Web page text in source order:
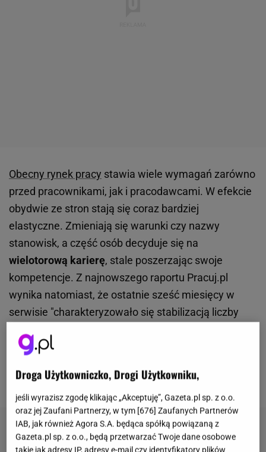
Obecny rynek pracy stawia wiele wymagań zarówno
przed pracownikami, jak i pracodawcami. W efekcie
obydwie ze stron stają się coraz bardziej
elastyczne. Zmieniają się warunki czy nazwy
stanowisk, a część osób decyduje się na
wielotorową karierę, stale poszerzając swoje
kompetencje. Z najnowszego raportu Pracuj.pl
wynika natomiast, że ostatnie sześć miesięcy w
serwisie "charakteryzowało się stabilizacją liczby
klientów i kandydatów". W tym czasie opublikowano
wolnych stanowisk.
Droga Użytkowniczko, Drogi Użytkowniku,
jeśli wyrazisz zgodę klikając „Akceptuję”, Gazeta.pl sp. z o.o.
oraz jej Zaufani Partnerzy, w tym [676] Zaufanych Partnerów
IAB, jak również Agora S.A. będąca spółką powiązaną z
Gazeta.pl sp. z o.o., będą przetwarzać Twoje dane osobowe
takie jak adresy IP, adresy e-mail czy identyfikatory plików